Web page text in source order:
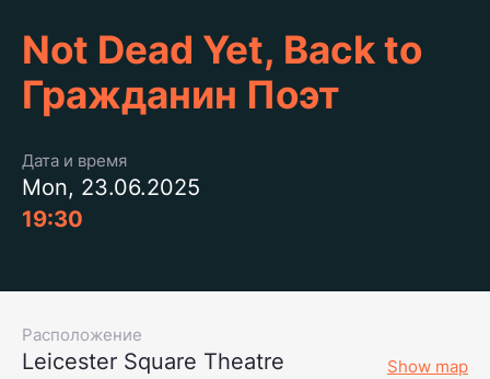
Not Dead Yet, Back to
Гражданин Поэт
Дата и время
Mon, 23.06.2025
19:30
Расположение
Leicester Square Theatre Show map